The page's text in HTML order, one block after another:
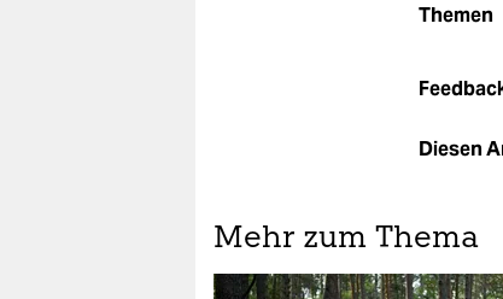
Themen
Diesen
Mehr zum Thema